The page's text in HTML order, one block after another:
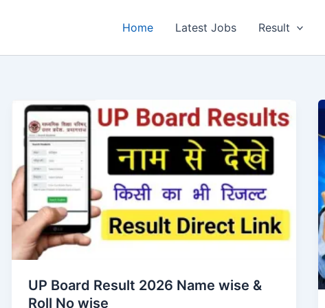
Home Latest Jobs Result
UP Board Result 2026 Name wise &
Roll No wise